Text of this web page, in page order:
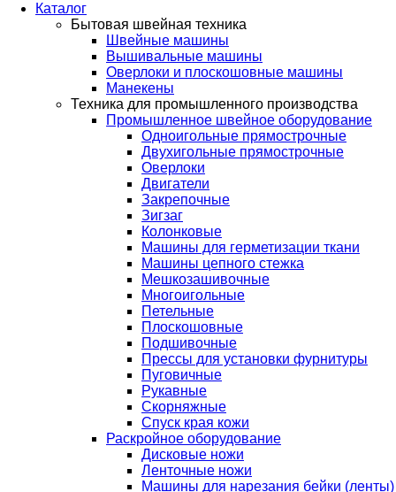
Каталог
Бытовая швейная техника
Швейные машины
Вышивальные машины
Оверлоки и плоскошовные машины
Манекены
Техника для промышленного производства
Промышленное швейное оборудование
Одноигольные прямострочные
Двухигольные прямострочные
Оверлоки
Двигатели
Закрепочные
Зигзаг
Колонковые
Машины для герметизации ткани
Машины цепного стежка
Мешкозашивочные
Многоигольные
Петельные
Плоскошовные
Подшивочные
Прессы для установки фурнитуры
Пуговичные
Рукавные
Скорняжные
Спуск края кожи
Раскройное оборудование
Дисковые ножи
Ленточные ножи
Машины для нарезания бейки (ленты)